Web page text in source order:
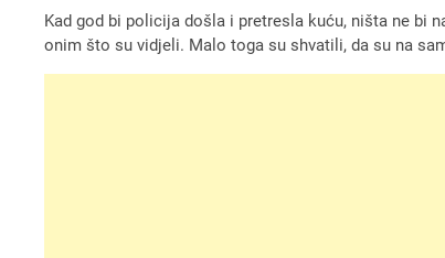
Kad god bi policija došla i pretresla kuću, ništa ne bi
onim što su vidjeli. Malo toga su shvatili, da su na